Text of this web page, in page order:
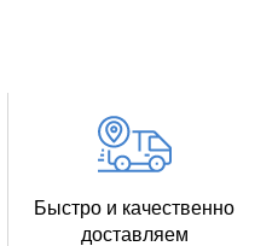
Быстро и качественно
доставляем